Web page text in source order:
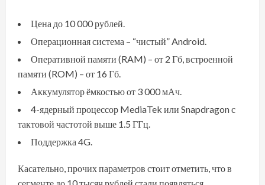
Цена до 10 000 рублей.
Операционная система – “чистый” Android.
Оперативной памяти (RAM) – от 2 Гб, встроенной
памяти (ROM) – от 16 Гб.
Аккумулятор ёмкостью от 3 000 мАч.
4-ядерный процессор MediaTek или Snapdragon с
тактовой частотой выше 1.5 ГГц.
Поддержка 4G.
Касательно, прочих параметров стоит отметить, что в